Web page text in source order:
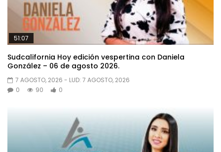
51:07
Sudcalifornia Hoy edición vespertina con Daniela
González – 06 de agosto 2026.
7 AGOSTO, 2026 - LUD: 7 AGOSTO, 2026
0
90 0